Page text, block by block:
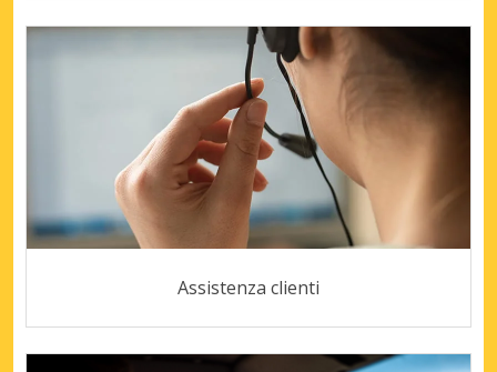
Assistenza clienti